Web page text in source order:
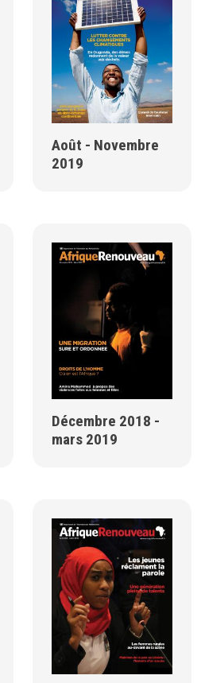
Août - Novembre
2019
Décembre 2018 -
mars 2019